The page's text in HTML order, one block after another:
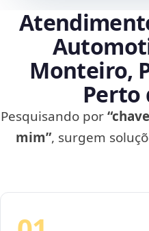
Monteiro,
Perto
Pesquisando por
mim”, surgem